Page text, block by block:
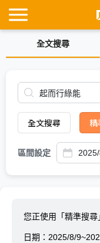
全文搜尋
全文搜尋 精
區間設定
您正使用「精準搜尋
日期： 2025/8/